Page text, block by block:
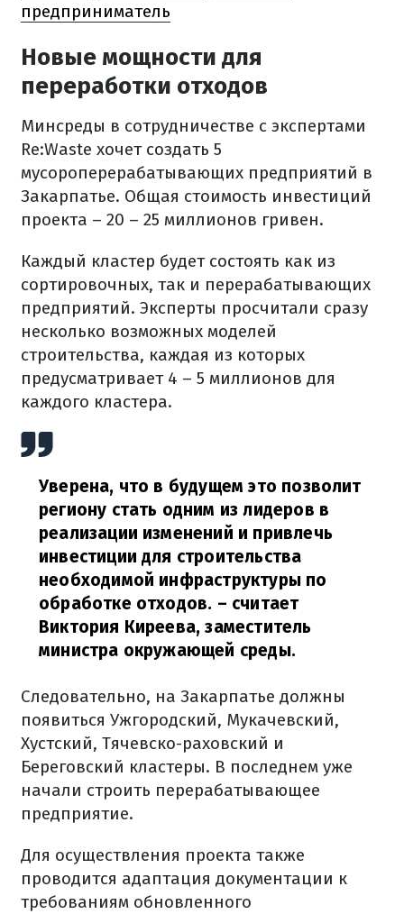
предприниматель
Новые мощности для
переработки отходов
Минсреды в сотрудничестве с экспертами
Re:Waste хочет создать 5
мусороперерабатывающих предприятий в
Закарпатье. Общая стоимость инвестиций
проекта – 20 – 25 миллионов гривен.
Каждый кластер будет состоять как из
сортировочных, так и перерабатывающих
предприятий. Эксперты просчитали сразу
несколько возможных моделей
строительства, каждая из которых
предусматривает 4 – 5 миллионов для
каждого кластера.
Уверена, что в будущем это позволит
региону стать одним из лидеров в
реализации изменений и привлечь
инвестиции для строительства
необходимой инфраструктуры по
обработке отходов. – считает
Виктория Киреева, заместитель
министра окружающей среды.
Следовательно, на Закарпатье должны
появиться Ужгородский, Мукачевский,
Хустский, Тячевско-раховский и
Береговский кластеры. В последнем уже
начали строить перерабатывающее
предприятие.
Для осуществления проекта также
проводится адаптация документации к
требованиям обновленного